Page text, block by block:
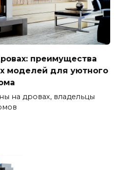
преимущества
моделей для уютного
на дровах, владельцы